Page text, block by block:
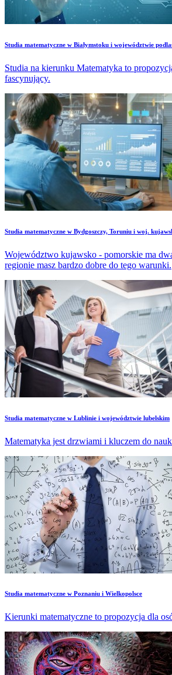
Studia matematyczne w Białymstoku i województwie
Studia na kierunku Matematyka to
fascynujący.
Studia matematyczne w Bydgoszczy, Toruniu i woj.
Województwo kujawsko - pomorskie ma
regionie masz bardzo dobre do tego warunki.
Studia matematyczne w Lublinie i województwie lubelskim
Matematyka jest drzwiami i kluczem do
Studia matematyczne w Poznaniu i Wielkopolsce
Kierunki matematyczne to propozycja dla